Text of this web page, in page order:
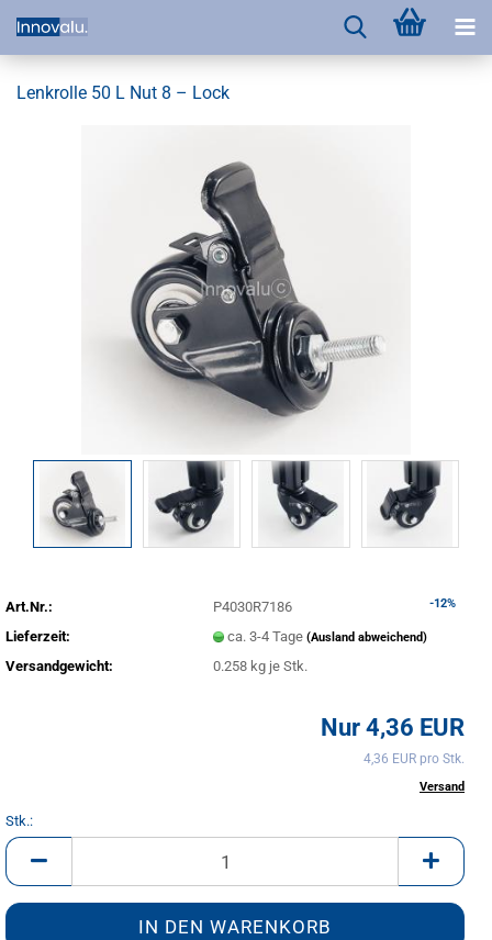
Lenkrolle 50 L Nut 8 – Lock
-12%
Art.Nr.:
P4030R7186
Lieferzeit:
ca. 3-4 Tage(Ausland abweichend)
Versandgewicht: 0.258 kg je Stk.
Nur 4,36 EUR
4,36 EUR pro Stk.
Versand
Stk.:
Stk.